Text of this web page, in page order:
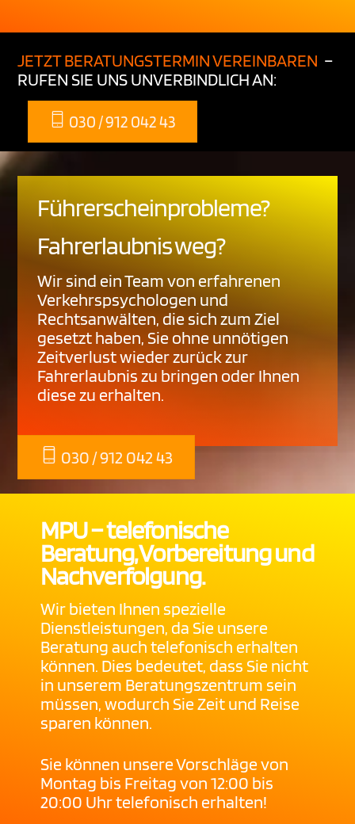
JETZT BERATUNGSTERMIN VEREINBAREN –
RUFEN SIE UNS UNVERBINDLICH AN:
030 / 912 042 43
Führerscheinprobleme?
Fahrerlaubnis weg?
Wir sind ein Team von erfahrenen
Verkehrspsychologen und
Rechtsanwälten, die sich zum Ziel
gesetzt haben, Sie ohne unnötigen
Zeitverlust wieder zurück zur
Fahrerlaubnis zu bringen oder Ihnen
diese zu erhalten.
030 / 912 042 43
MPU – telefonische
Beratung, Vorbereitung und
Nachverfolgung.
Wir bieten Ihnen spezielle
Dienstleistungen, da Sie unsere
Beratung auch telefonisch erhalten
können. Dies bedeutet, dass Sie nicht
in unserem Beratungszentrum sein
müssen, wodurch Sie Zeit und Reise
sparen können.
Sie können unsere Vorschläge von
Montag bis Freitag von 12:00 bis
20:00 Uhr telefonisch erhalten!